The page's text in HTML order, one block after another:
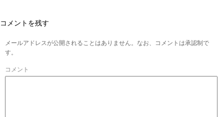
コメントを残す
メールアドレスが公開されることはありません。なお、コメントは承認制で
す。
コメント